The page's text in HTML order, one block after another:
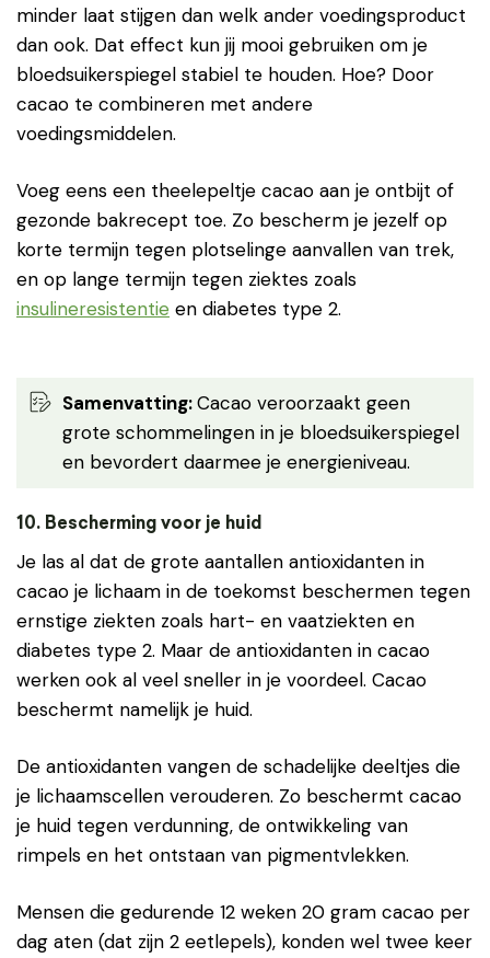
minder laat stijgen dan welk ander voedingsproduct
dan ook. Dat effect kun jij mooi gebruiken om je
bloedsuikerspiegel stabiel te houden. Hoe? Door
cacao te combineren met andere
voedingsmiddelen.
Voeg eens een theelepeltje cacao aan je ontbijt of
gezonde bakrecept toe. Zo bescherm je jezelf op
korte termijn tegen plotselinge aanvallen van trek,
en op lange termijn tegen ziektes zoals
insulineresistentie en diabetes type 2.
Samenvatting:Cacao veroorzaakt geen
grote schommelingen in je bloedsuikerspiegel
en bevordert daarmee je energieniveau.
10. Bescherming voor je huid
Je las al dat de grote aantallen antioxidanten in
cacao je lichaam in de toekomst beschermen tegen
ernstige ziekten zoals hart- en vaatziekten en
diabetes type 2. Maar de antioxidanten in cacao
werken ook al veel sneller in je voordeel. Cacao
beschermt namelijk je huid.
De antioxidanten vangen de schadelijke deeltjes die
je lichaamscellen verouderen. Zo beschermt cacao
je huid tegen verdunning, de ontwikkeling van
rimpels en het ontstaan van pigmentvlekken.
Mensen die gedurende 12 weken 20 gram cacao per
dag aten (dat zijn 2 eetlepels), konden wel twee keer